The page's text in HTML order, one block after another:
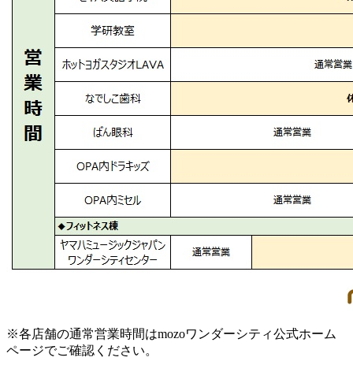
※各店舗の通常営業時間はmozoワンダーシティ公式ホーム
ページでご確認ください。